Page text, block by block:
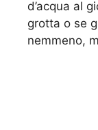
d’acqua al
grotta o se
nemmeno,